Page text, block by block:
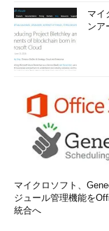
マイ
ンア
マイクロソフト、
ジュール管理機能を
統合へ